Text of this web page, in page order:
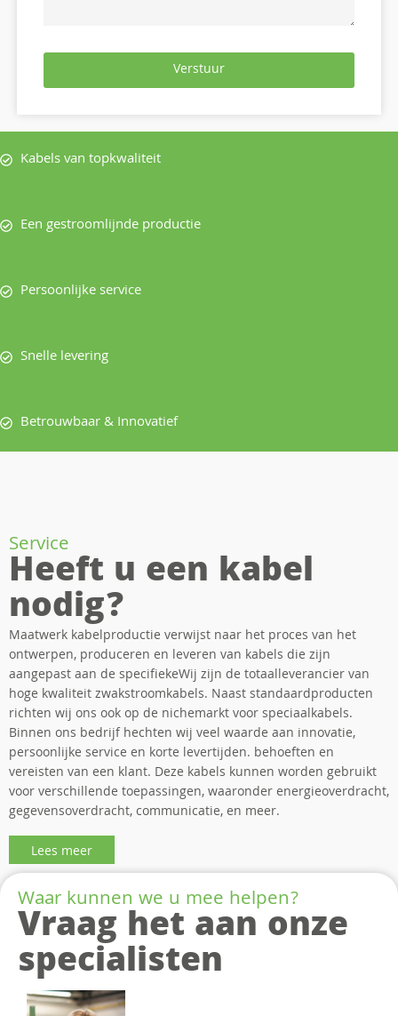
Verstuur
Kabels van topkwaliteit
Een gestroomlijnde productie
Persoonlijke service
Snelle levering
Betrouwbaar & Innovatief
Service
Heeft u een kabel
nodig?
Maatwerk kabelproductie verwijst naar het proces van het
ontwerpen, produceren en leveren van kabels die zijn
aangepast aan de specifiekeWij zijn de totaalleverancier van
hoge kwaliteit zwakstroomkabels. Naast standaardproducten
richten wij ons ook op de nichemarkt voor speciaalkabels.
Binnen ons bedrijf hechten wij veel waarde aan innovatie,
persoonlijke service en korte levertijden. behoeften en
vereisten van een klant. Deze kabels kunnen worden gebruikt
voor verschillende toepassingen, waaronder energieoverdracht,
gegevensoverdracht, communicatie, en meer.
Lees meer
Waar kunnen we u mee helpen?
Vraag het aan onze
specialisten